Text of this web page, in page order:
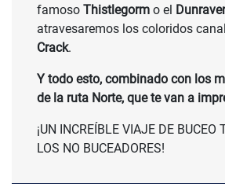
famoso Thistlegorm o el
atravesaremos los coloridos
Crack.
Y todo esto, combinado con los
de la ruta Norte, que te van a
¡UN INCREÍBLE VIAJE DE BUCEO
LOS NO BUCEADORES!